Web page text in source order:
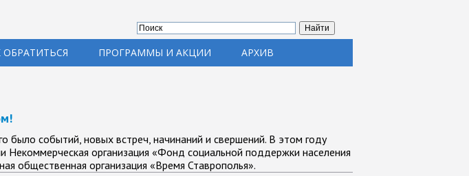
ОБРАТИТЬСЯ ПРОГРАММЫ И АКЦИИ АРХИВ
было событий, новых встреч, начинаний и свершений. В этом году
Некоммерческая организация «Фонд социальной поддержки населения
общественная организация «Время Ставрополья».